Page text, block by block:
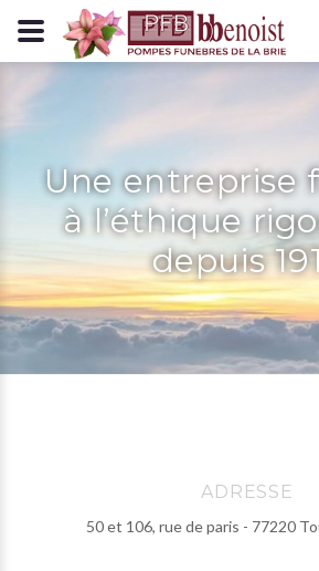
Panneau de gestion des cookies
Une entreprise
à l’éthique
depuis
ADRESSE
50 et 106, rue de paris - 77220